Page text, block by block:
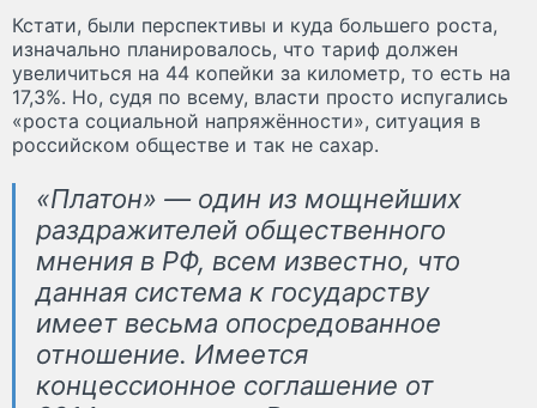
Кстати, были перспективы и куда большего роста,
изначально планировалось, что тариф должен
увеличиться на 44 копейки за километр, то есть на
17,3%. Но, судя по всему, власти просто испугались
«роста социальной напряжённости», ситуация в
российском обществе и так не сахар.
«Платон» — один из мощнейших
раздражителей общественного
мнения в РФ, всем известно, что
данная система к государству
имеет весьма опосредованное
отношение. Имеется
концессионное соглашение от